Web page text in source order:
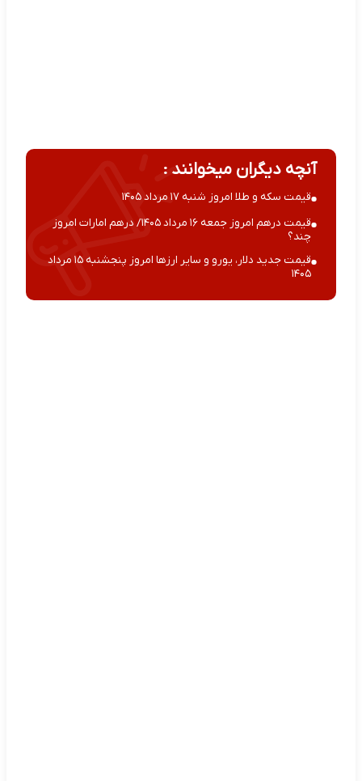
آنچه دیگران میخوانند :
قیمت سکه و طلا امروز شنبه ۱۷ مرداد ۱۴۰۵
قیمت درهم امروز جمعه ۱۶ مرداد ۱۴۰۵/ درهم امارات امروز
چند؟
قیمت جدید دلار، یورو و سایر ارزها امروز پنجشنبه ۱۵ مرداد
۱۴۰۵